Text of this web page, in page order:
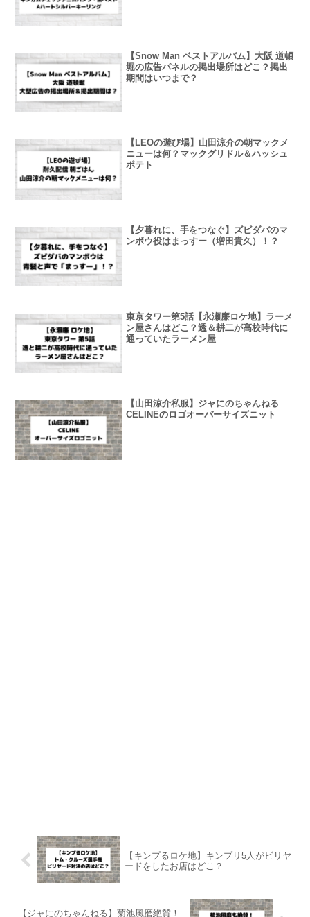
【Snow Man ベストアルバム】大阪 道頓
堀の広告パネルの掲出場所はどこ？掲出
期間はいつまで？
【LEOの遊び場】山田涼介の朝マックメ
ニューは何？マックグリドル＆ハッシュ
ポテト
【夕暮れに、手をつなぐ】ズビダバのマ
ンボウ役はまっすー（増田貴久）！？
東京タワー第5話【永瀬廉ロケ地】ラーメ
ン屋さんはどこ？透＆耕二が高校時代に
通っていたラーメン屋
【山田涼介私服】ジャにのちゃんねる
CELINEのロゴオーバーサイズニット
【キンプるロケ地】キンプリ5人がビリヤ
ードをしたお店はどこ？
【ジャにのちゃんねる】菊池風磨絶賛！